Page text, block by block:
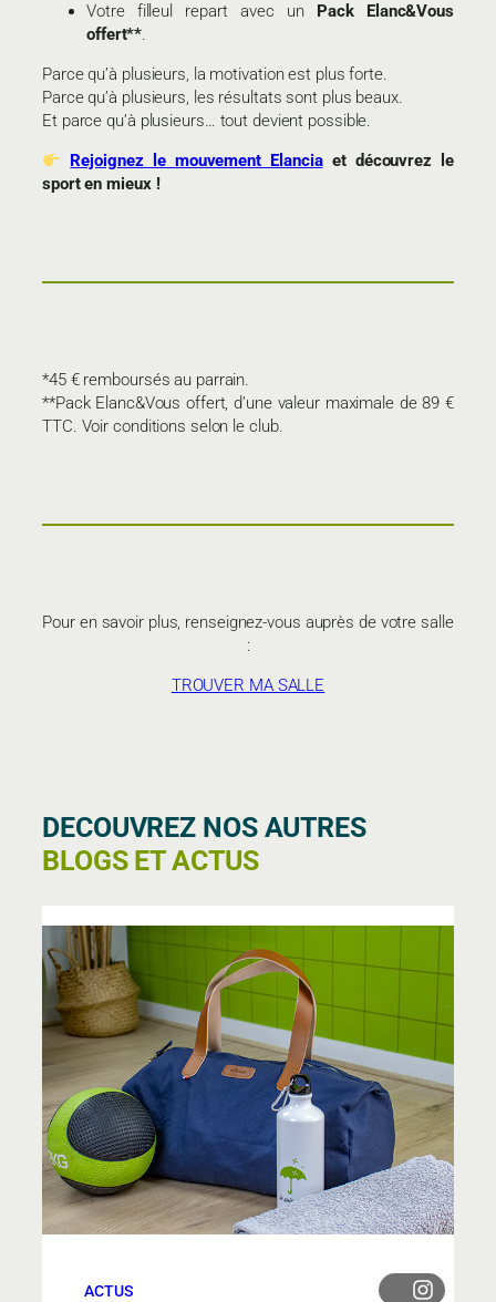
Votre filleul repart avec un Pack Elanc&Vous
offert**.
Parce qu’à plusieurs, la motivation est plus forte.
Parce qu’à plusieurs, les résultats sont plus beaux.
Et parce qu’à plusieurs… tout devient possible.
Rejoignez le mouvement Elanciaet découvrez le
sport en mieux !
*45 € remboursés au parrain.
**Pack Elanc&Vous offert, d’une valeur maximale de 89 €
TTC. Voir conditions selon le club.
Pour en savoir plus, renseignez-vous auprès de votre salle
:
TROUVER MA SALLE
DECOUVREZ NOS AUTRES
BLOGS ET ACTUS
ACTUS